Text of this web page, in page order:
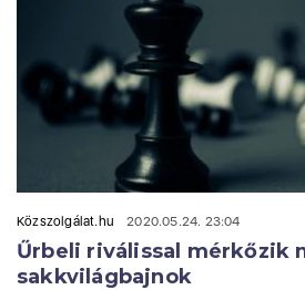
Közszolgálat.hu 2020.05.24. 23:04
Űrbeli riválissal mérkőzik
sakkvilágbajnok